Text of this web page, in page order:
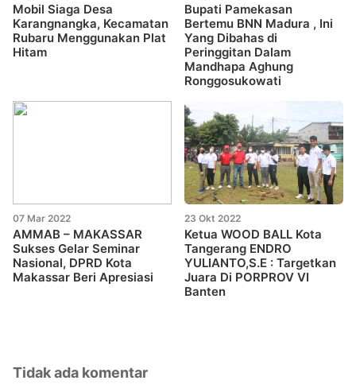
Mobil Siaga Desa
Karangnangka, Kecamatan
Rubaru Menggunakan Plat
Hitam
Bupati Pamekasan
Bertemu BNN Madura , Ini
Yang Dibahas di
Peringgitan Dalam
Mandhapa Aghung
Ronggosukowati
07 Mar 2022
AMMAB – MAKASSAR
Sukses Gelar Seminar
Nasional, DPRD Kota
Makassar Beri Apresiasi
23 Okt 2022
Ketua WOOD BALL Kota
Tangerang ENDRO
YULIANTO,S.E : Targetkan
Juara Di PORPROV VI
Banten
Tidak ada komentar